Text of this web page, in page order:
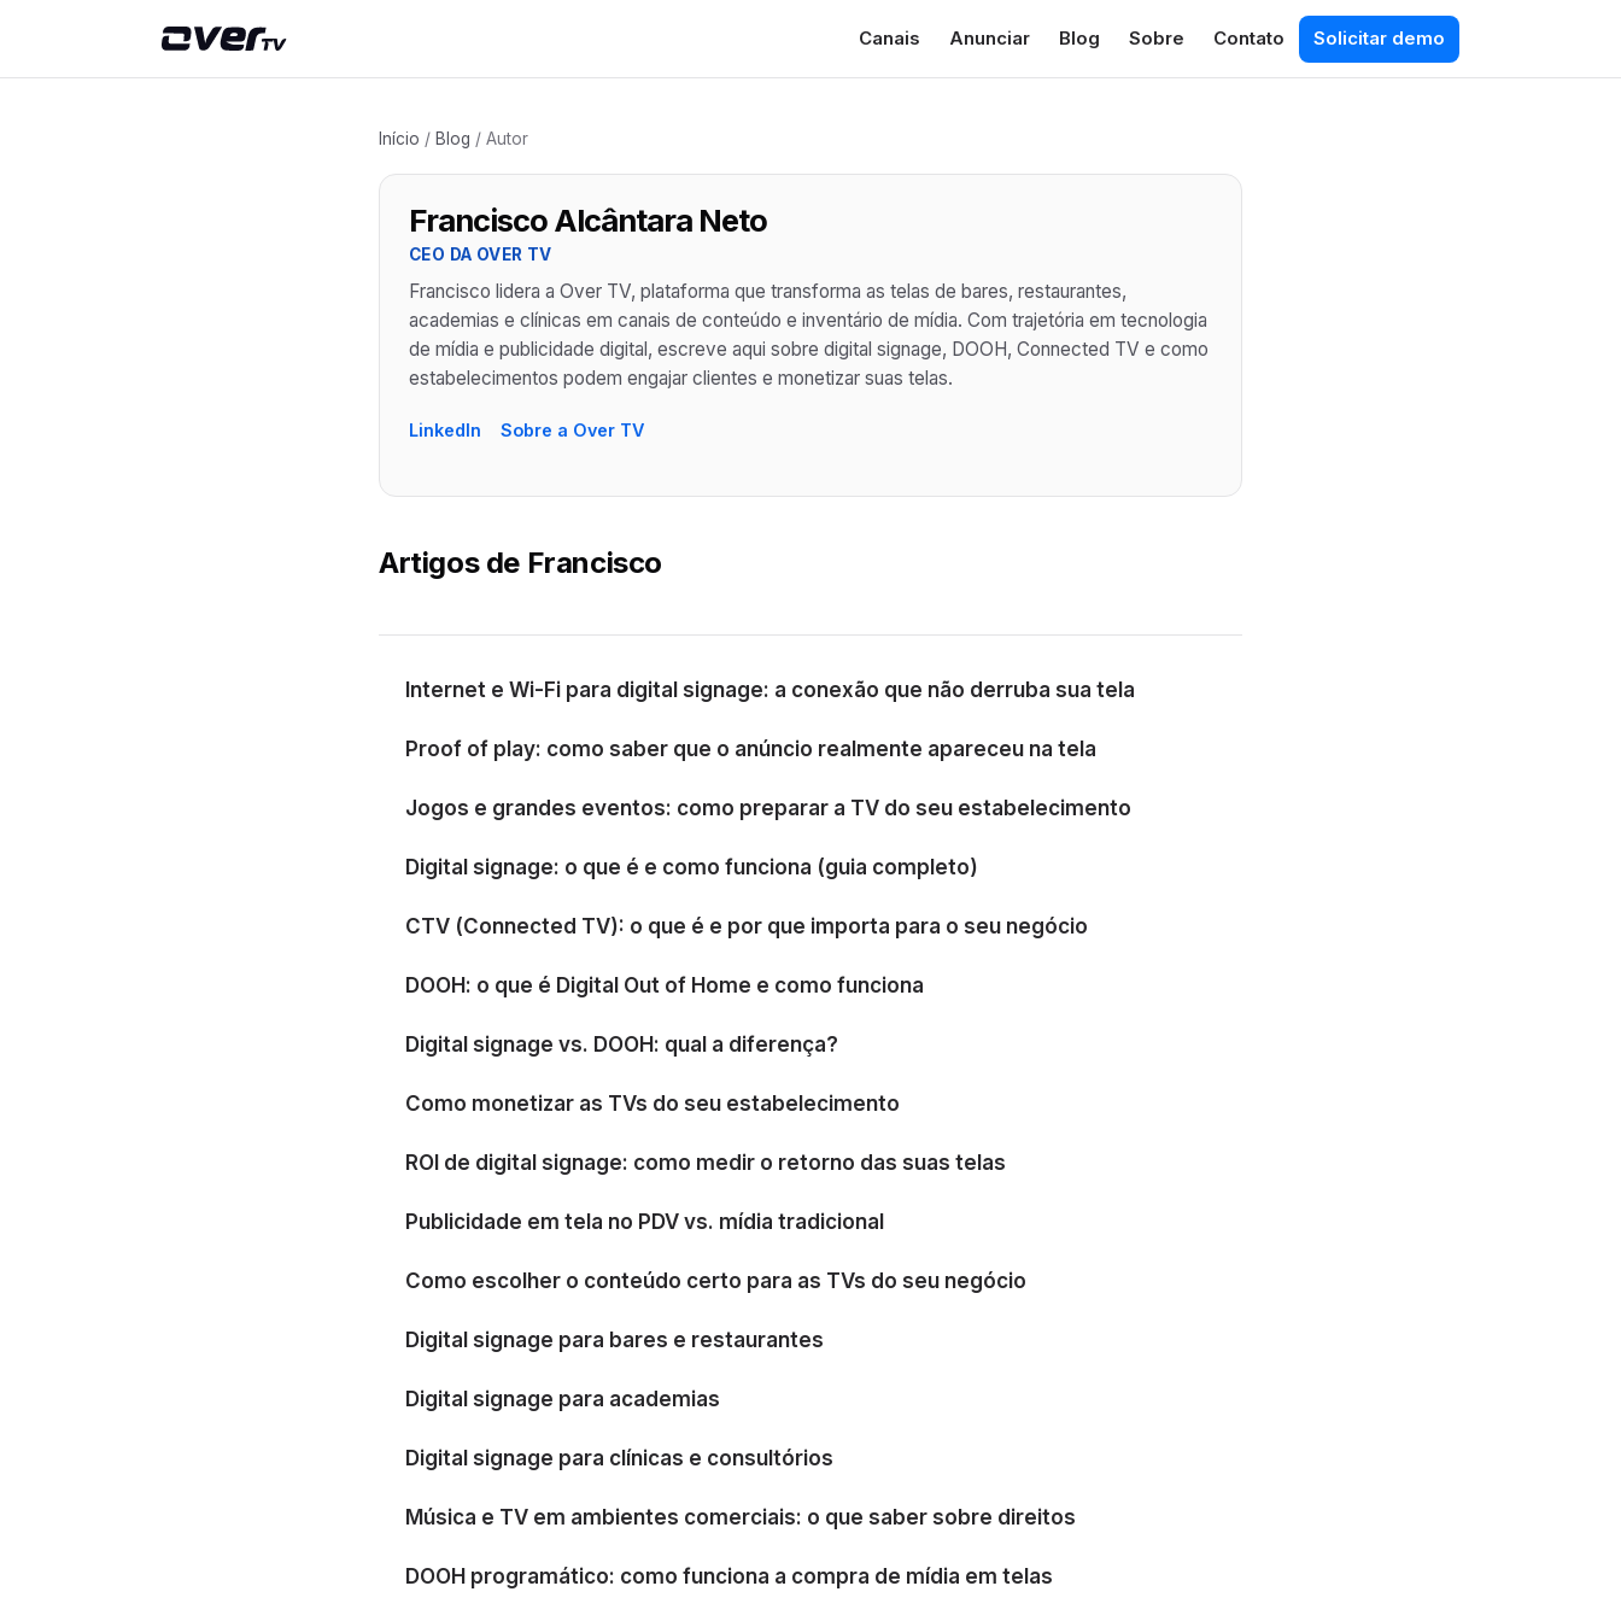
Canais Anunciar Blog Sobre Contato Solicitar demo
Início / Blog / Autor
Francisco Alcântara Neto
CEO DA OVER TV
Francisco lidera a Over TV, plataforma que transforma as telas de bares, restaurantes,
academias e clínicas em canais de conteúdo e inventário de mídia. Com trajetória em tecnologia
de mídia e publicidade digital, escreve aqui sobre digital signage, DOOH, Connected TV e como
estabelecimentos podem engajar clientes e monetizar suas telas.
LinkedIn Sobre a Over TV
Artigos de Francisco
Internet e Wi-Fi para digital signage: a conexão que não derruba sua tela
Proof of play: como saber que o anúncio realmente apareceu na tela
Jogos e grandes eventos: como preparar a TV do seu estabelecimento
Digital signage: o que é e como funciona (guia completo)
CTV (Connected TV): o que é e por que importa para o seu negócio
DOOH: o que é Digital Out of Home e como funciona
Digital signage vs. DOOH: qual a diferença?
Como monetizar as TVs do seu estabelecimento
ROI de digital signage: como medir o retorno das suas telas
Publicidade em tela no PDV vs. mídia tradicional
Como escolher o conteúdo certo para as TVs do seu negócio
Digital signage para bares e restaurantes
Digital signage para academias
Digital signage para clínicas e consultórios
Música e TV em ambientes comerciais: o que saber sobre direitos
DOOH programático: como funciona a compra de mídia em telas